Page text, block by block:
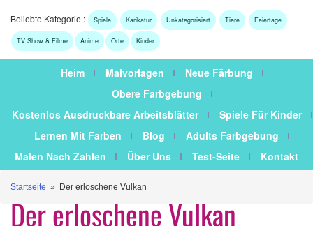
Beliebte Kategorie : Spiele Karikatur Unkategorisiert Tiere Feiertage
TV Show & Filme Anime Orte Kinder
Heim Malvorlagen
Neue Färbung
Obere Farbgebung
Kostenlos Ausdruckbare Arbeitsblätter
Spiele Für Kinder
Lernen Mit Farben
Blog
Adults Farbgebung
Malen Nach Zahlen
Über Uns Test-Seite Kontakt
Startseite » Der erloschene Vulkan
Der erloschene Vulkan